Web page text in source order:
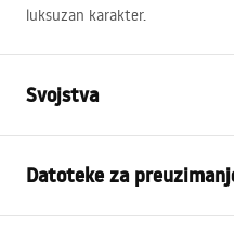
luksuzan karakter.
Svojstva
Širina
Dubina
Datoteke za